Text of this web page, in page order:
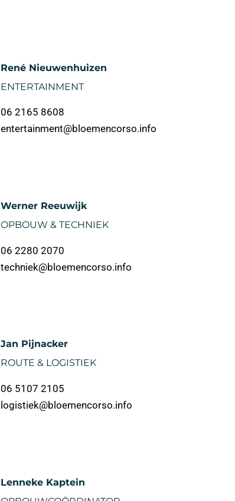
René Nieuwenhuizen
ENTERTAINMENT
06 2165 8608
entertainment@bloemencorso.info
Werner Reeuwijk
OPBOUW & TECHNIEK
06 2280 2070
techniek@bloemencorso.info
Jan Pijnacker
ROUTE & LOGISTIEK
06 5107 2105
logistiek@bloemencorso.info
Lenneke Kaptein